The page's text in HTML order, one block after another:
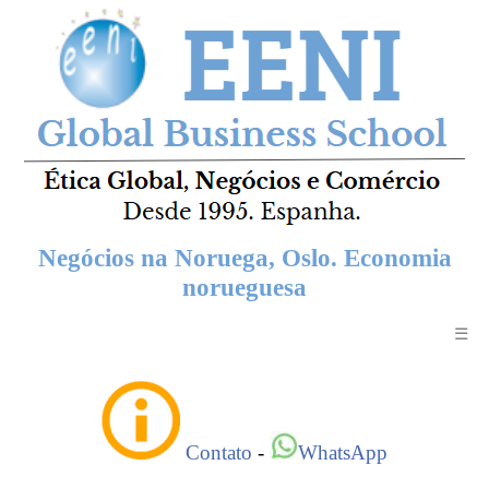
Negócios na Noruega, Oslo. Economia
norueguesa
☰
Contato - WhatsApp